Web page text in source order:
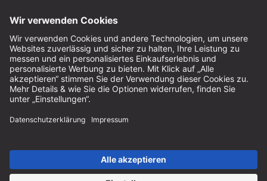
Impressum
AGB
Datenschutz
Cookie-Einstellungen
© 2026 sauter GmbH
* kostenloser Versand ab 150 Euro Bestellwert innerhalb
Deutschlands für die Standard-Paketgrößen - ausgenommen
Sperrgut und Fracht
In Abh. des Lieferlandes kann die MwSt. an der Kasse variieren.